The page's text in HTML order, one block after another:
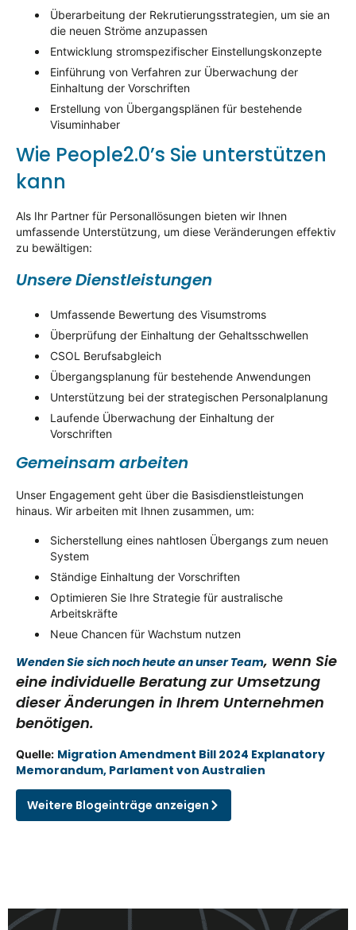
Überarbeitung der Rekrutierungsstrategien, um sie an
die neuen Ströme anzupassen
Entwicklung stromspezifischer Einstellungskonzepte
Einführung von Verfahren zur Überwachung der
Einhaltung der Vorschriften
Erstellung von Übergangsplänen für bestehende
Visuminhaber
Wie People2.0’s Sie unterstützen
kann
Als Ihr Partner für Personallösungen bieten wir Ihnen
umfassende Unterstützung, um diese Veränderungen effektiv
zu bewältigen:
Unsere Dienstleistungen
Umfassende Bewertung des Visumstroms
Überprüfung der Einhaltung der Gehaltsschwellen
CSOL Berufsabgleich
Übergangsplanung für bestehende Anwendungen
Unterstützung bei der strategischen Personalplanung
Laufende Überwachung der Einhaltung der
Vorschriften
Gemeinsam arbeiten
Unser Engagement geht über die Basisdienstleistungen
hinaus. Wir arbeiten mit Ihnen zusammen, um:
Sicherstellung eines nahtlosen Übergangs zum neuen
System
Ständige Einhaltung der Vorschriften
Optimieren Sie Ihre Strategie für australische
Arbeitskräfte
Neue Chancen für Wachstum nutzen
Wenden Sie sich noch heute an unser Team, wenn Sie
eine individuelle Beratung zur Umsetzung
dieser Änderungen in Ihrem Unternehmen
benötigen.
Quelle: Migration Amendment Bill 2024 Explanatory
Memorandum, Parlament von Australien
Weitere Blogeinträge anzeigen